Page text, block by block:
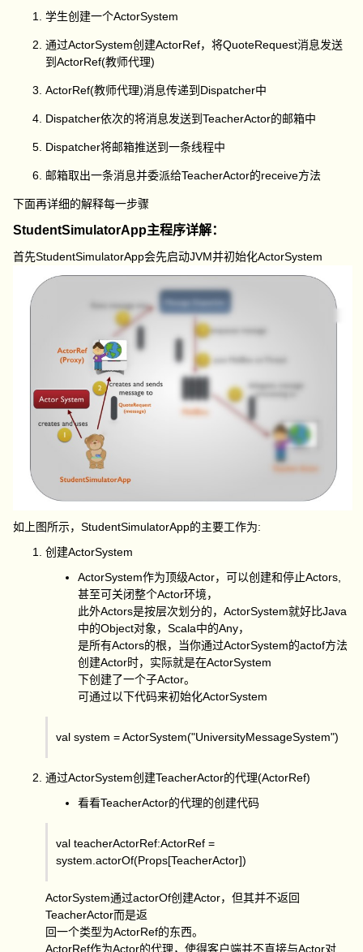
学生创建一个ActorSystem
通过ActorSystem创建ActorRef，将QuoteRequest消息发送
到ActorRef(教师代理)
ActorRef(教师代理)消息传递到Dispatcher中
Dispatcher依次的将消息发送到TeacherActor的邮箱中
Dispatcher将邮箱推送到一条线程中
邮箱取出一条消息并委派给TeacherActor的receive方法
下面再详细的解释每一步骤
StudentSimulatorApp主程序详解：
首先StudentSimulatorApp会先启动JVM并初始化ActorSystem
如上图所示，StudentSimulatorApp的主要工作为:
创建ActorSystem
ActorSystem作为顶级Actor，可以创建和停止Actors,
甚至可关闭整个Actor环境，
此外Actors是按层次划分的，ActorSystem就好比Java
中的Object对象，Scala中的Any，
是所有Actors的根，当你通过ActorSystem的actof方法
创建Actor时，实际就是在ActorSystem
下创建了一个子Actor。
可通过以下代码来初始化ActorSystem
val system = ActorSystem("UniversityMessageSystem")
通过ActorSystem创建TeacherActor的代理(ActorRef)
看看TeacherActor的代理的创建代码
val teacherActorRef:ActorRef =
system.actorOf(Props[TeacherActor])
ActorSystem通过actorOf创建Actor，但其并不返回
TeacherActor而是返
回一个类型为ActorRef的东西。
ActorRef作为Actor的代理，使得客户端并不直接与Actor对